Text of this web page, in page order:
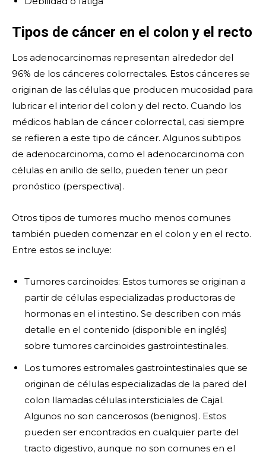
Tipos de cáncer en el colon y el recto
Los adenocarcinomas representan alrededor del
96% de los cánceres colorrectales. Estos cánceres se
originan de las células que producen mucosidad para
lubricar el interior del colon y del recto. Cuando los
médicos hablan de cáncer colorrectal, casi siempre
se refieren a este tipo de cáncer. Algunos subtipos
de adenocarcinoma, como el adenocarcinoma con
células en anillo de sello, pueden tener un peor
pronóstico (perspectiva).
Otros tipos de tumores mucho menos comunes
también pueden comenzar en el colon y en el recto.
Entre estos se incluye:
Tumores carcinoides: Estos tumores se originan a
partir de células especializadas productoras de
hormonas en el intestino. Se describen con más
detalle en el contenido (disponible en inglés)
sobre tumores carcinoides gastrointestinales.
Los tumores estromales gastrointestinales que se
originan de células especializadas de la pared del
colon llamadas células intersticiales de Cajal.
Algunos no son cancerosos (benignos). Estos
pueden ser encontrados en cualquier parte del
tracto digestivo, aunque no son comunes en el